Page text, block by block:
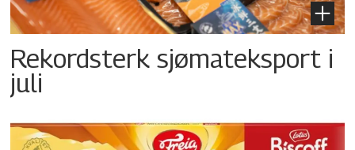
Rekordsterk sjømateksport i
juli